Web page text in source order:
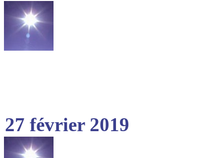
27 février 2019